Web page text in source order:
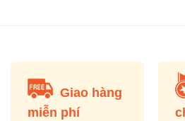
Giao hàng
miễn phí